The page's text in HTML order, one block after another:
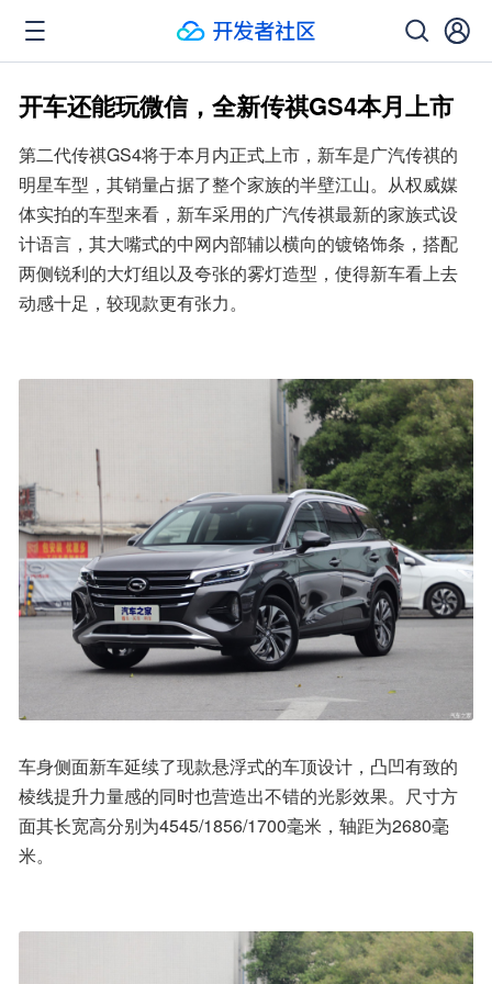
开车还能玩微信，全新传祺GS4本月上市
第二代传祺GS4将于本月内正式上市，新车是广汽传祺的
明星车型，其销量占据了整个家族的半壁江山。从权威媒
体实拍的车型来看，新车采用的广汽传祺最新的家族式设
计语言，其大嘴式的中网内部辅以横向的镀铬饰条，搭配
两侧锐利的大灯组以及夸张的雾灯造型，使得新车看上去
动感十足，较现款更有张力。
车身侧面新车延续了现款悬浮式的车顶设计，凸凹有致的
棱线提升力量感的同时也营造出不错的光影效果。尺寸方
面其长宽高分别为4545/1856/1700毫米，轴距为2680毫
米。